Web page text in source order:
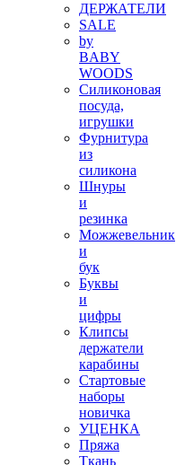
ДЕРЖАТЕЛИ
SALE
by
BABY
WOODS
Силиконовая
посуда,
игрушки
Фурнитура
из
силикона
Шнуры
и
резинка
Можжевельник
и
бук
Буквы
и
цифры
Клипсы
держатели
карабины
Стартовые
наборы
новичка
УЦЕНКА
Пряжа
Ткань